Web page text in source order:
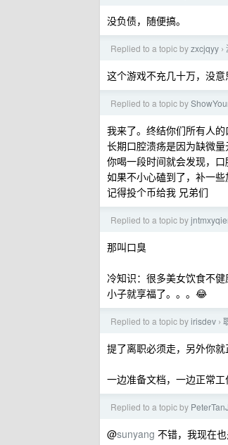
没负债，随便搞。
Replied to a topic byzxcjqyy ›
这个游戏不充几十万，没意
Replied to a topic by
我来了。终结你们所有人
长期口腔溃疡是因为缺微
你喝一段时间就会发现，口
如果不小心磕到了，补一些
记得投个币给我 兄弟们
Replied to a topic by
那叫口臭
冷知识：很多美女饮食不
小子就享福了。。。😂
Replied to a topic byirisdev ›
提了离职必须走，另外你就
一边准备文档，一边正常工
Replied to a topic by
@sunyang 不错，我现在也